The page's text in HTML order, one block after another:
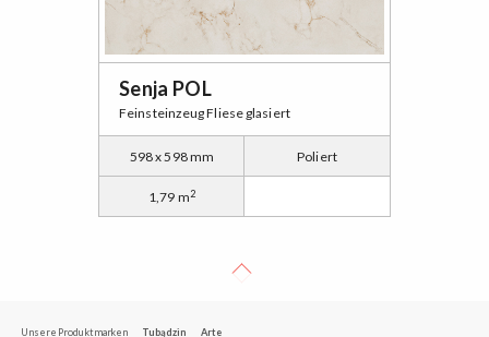
Senja POL
Feinsteinzeug Fliese glasiert
598 x 598 mm Poliert
1,79 m2
Unsere Produktmarken Tubądzin Arte